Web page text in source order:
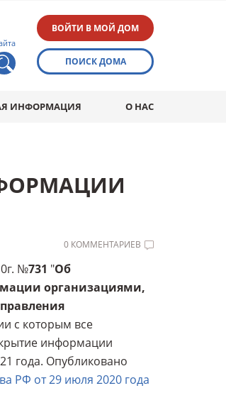
ВОЙТИ В МОЙ ДОМ
ПОИСК ДОМА
ИНФОРМАЦИЯ О НАС
0 КОММЕНТАРИЕВ
№731 "Об
организациями,
с которым все
информации
года. Опубликовано
РФ от 29 июля 2020 года